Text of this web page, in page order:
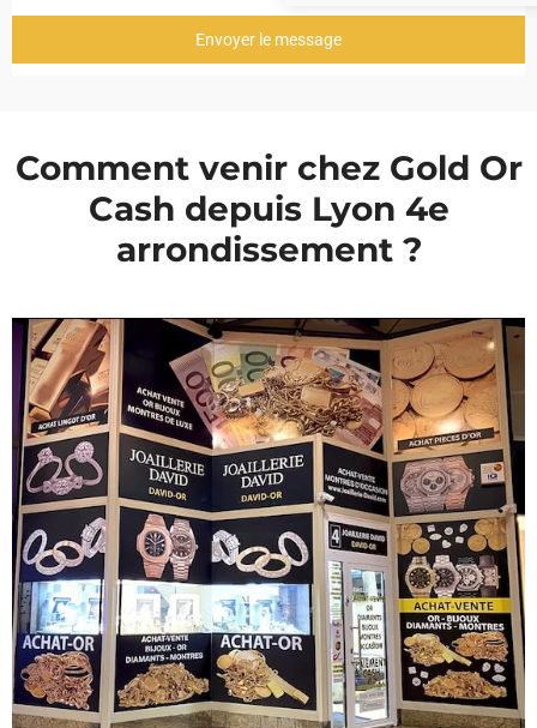
Envoyer le message
Comment venir chez Gold Or
Cash depuis Lyon 4e
arrondissement ?